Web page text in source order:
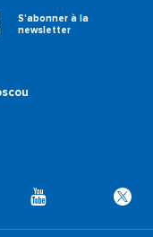
S'abonner à la
newsletter